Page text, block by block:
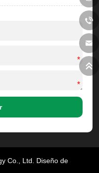
*
*
Co., Ltd. Diseño de